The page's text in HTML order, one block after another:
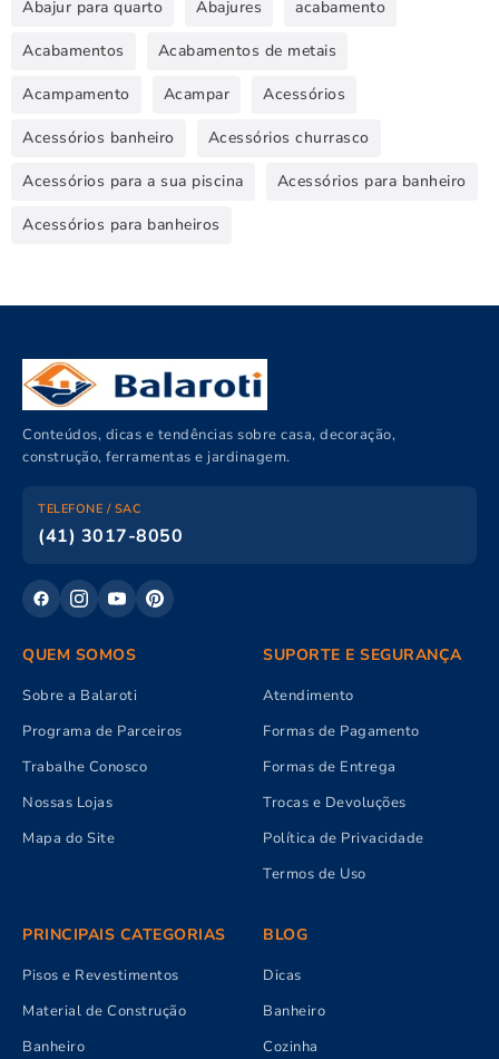
Abajur para quarto Abajures acabamento
Acabamentos Acabamentos de metais
Acampamento Acampar Acessórios
Acessórios banheiro Acessórios churrasco
Acessórios para a sua piscina Acessórios para banheiro
Acessórios para banheiros
Conteúdos, dicas e tendências sobre casa, decoração,
construção, ferramentas e jardinagem.
TELEFONE / SAC
(41) 3017-8050
QUEM SOMOS
Sobre a Balaroti
Programa de Parceiros
Trabalhe Conosco
Nossas Lojas
Mapa do Site
SUPORTE E SEGURANÇA
Atendimento
Formas de Pagamento
Formas de Entrega
Trocas e Devoluções
Política de Privacidade
Termos de Uso
PRINCIPAIS CATEGORIAS
Pisos e Revestimentos
Material de Construção
Banheiro
BLOG
Dicas
Banheiro
Cozinha